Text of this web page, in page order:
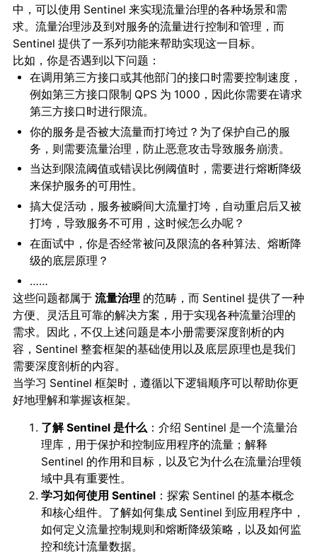
中，可以使用 Sentinel 来实现流量治理的各种场景和需
求。流量治理涉及到对服务的流量进行控制和管理，而
Sentinel 提供了一系列功能来帮助实现这一目标。
比如，你是否遇到以下问题：
在调用第三方接口或其他部门的接口时需要控制速度，
例如第三方接口限制 QPS 为 1000，因此你需要在请求
第三方接口时进行限流。
你的服务是否被大流量而打垮过？为了保护自己的服
务，则需要流量治理，防止恶意攻击导致服务崩溃。
当达到限流阈值或错误比例阈值时，需要进行熔断降级
来保护服务的可用性。
搞大促活动，服务被瞬间大流量打垮，自动重启后又被
打垮，导致服务不可用，这时候怎么办呢？
在面试中，你是否经常被问及限流的各种算法、熔断降
级的底层原理？
……
这些问题都属于 流量治理 的范畴，而 Sentinel 提供了一种
方便、灵活且可靠的解决方案，用于实现各种流量治理的
需求。因此，不仅上述问题是本小册需要深度剖析的内
容，Sentinel 整套框架的基础使用以及底层原理也是我们
需要深度剖析的内容。
当学习 Sentinel 框架时，遵循以下逻辑顺序可以帮助你更
好地理解和掌握该框架。
了解 Sentinel 是什么：介绍 Sentinel 是一个流量治
理库，用于保护和控制应用程序的流量；解释
Sentinel 的作用和目标，以及它为什么在流量治理领
域中具有重要性。
学习如何使用 Sentinel：探索 Sentinel 的基本概念
和核心组件。了解如何集成 Sentinel 到应用程序中，
如何定义流量控制规则和熔断降级策略，以及如何监
控和统计流量数据。